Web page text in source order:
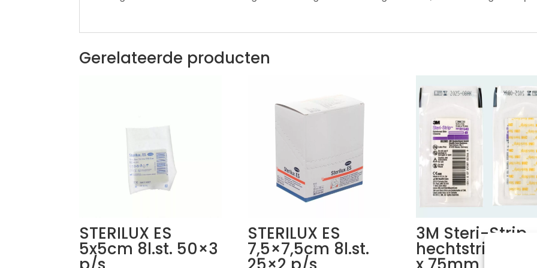
Gerelateerde producten
STERILUX ES
5x5cm 8l.st. 50×3
STERILUX ES
7,5×7,5cm 8l.st.
3M Steri-Strip
hechtstrips,